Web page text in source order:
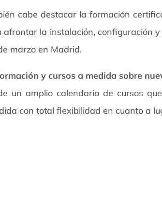
cabe destacar la formación
afrontar la instalación, configuración
marzo en Madrid.
y cursos a medida sobre
un amplio calendario de cursos
con total flexibilidad en cuanto a